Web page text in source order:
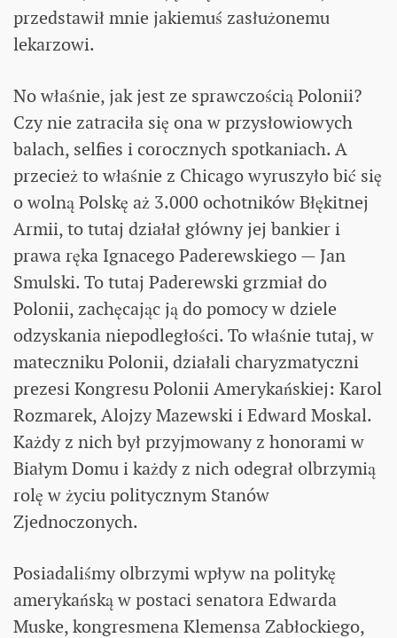
przedstawił mnie jakiemuś zasłużonemu
lekarzowi.
No właśnie, jak jest ze sprawczością Polonii?
Czy nie zatraciła się ona w przysłowiowych
balach, selfies i corocznych spotkaniach. A
przecież to właśnie z Chicago wyruszyło bić się
o wolną Polskę aż 3.000 ochotników Błękitnej
Armii, to tutaj działał główny jej bankier i
prawa ręka Ignacego Paderewskiego — Jan
Smulski. To tutaj Paderewski grzmiał do
Polonii, zachęcając ją do pomocy w dziele
odzyskania niepodległości. To właśnie tutaj, w
mateczniku Polonii, działali charyzmatyczni
prezesi Kongresu Polonii Amerykańskiej: Karol
Rozmarek, Alojzy Mazewski i Edward Moskal.
Każdy z nich był przyjmowany z honorami w
Białym Domu i każdy z nich odegrał olbrzymią
rolę w życiu politycznym Stanów
Zjednoczonych.
Posiadaliśmy olbrzymi wpływ na politykę
amerykańską w postaci senatora Edwarda
Muske, kongresmena Klemensa Zabłockiego,